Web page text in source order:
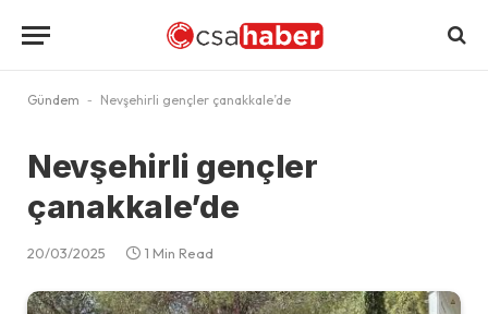
Gündem - Nevşehirli gençler çanakkale’de
Nevşehirli gençler
çanakkale’de
20/03/2025 1 Min Read